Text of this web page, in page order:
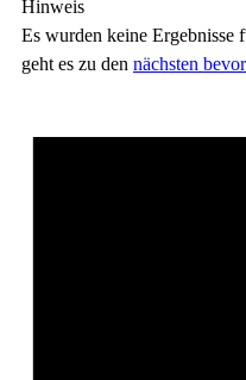
Hinweis
Es wurden keine Ergebnisse
geht es zu den nächsten